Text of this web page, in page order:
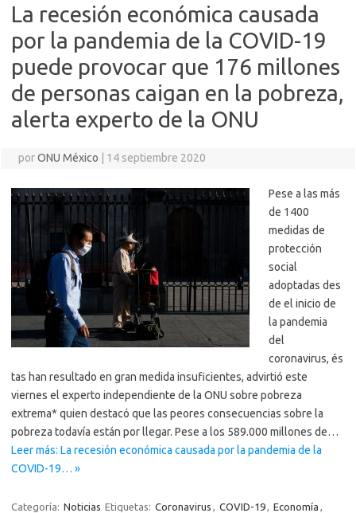
La recesión económica causada
por la pandemia de la COVID-19
puede provocar que 176 millones
de personas caigan en la pobreza,
alerta experto de la ONU
porONU México 14 septiembre 2020
Pese a las más
de 1400
medidas de
protección
social
adoptadas des
de el inicio de
la pandemia
del
coronavirus, és
tas han resultado en gran medida insuficientes, advirtió este
viernes el experto independiente de la ONU sobre pobreza
extrema* quien destacó que las peores consecuencias sobre la
pobreza todavía están por llegar. Pese a los 589.000 millones de…
Leer más: La recesión económica causada por la pandemia de la
COVID-19… »
Categoría: Noticias Etiquetas: Coronavirus , COVID-19, Economía ,